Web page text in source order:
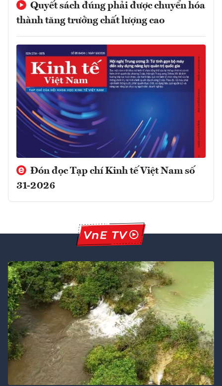
Quyết sách đúng phải được chuyển hóa
thành tăng trưởng chất lượng cao
Đón đọc Tạp chí Kinh tế Việt Nam số
31-2026